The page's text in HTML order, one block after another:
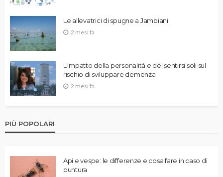
Le allevatrici di spugne a Jambiani
2 mesi fa
L’impatto della personalità e del sentirsi soli sul
rischio di sviluppare demenza
2 mesi fa
PIÙ POPOLARI
Api e vespe: le differenze e cosa fare in caso di
puntura